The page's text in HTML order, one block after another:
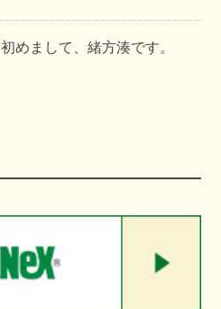
初めまして、緒方湊です。